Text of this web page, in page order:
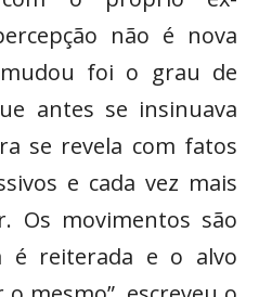
não é nova
foi o grau de
antes se insinuava
se revela com fatos
e cada vez mais
Os movimentos são
é reiterada e o alvo